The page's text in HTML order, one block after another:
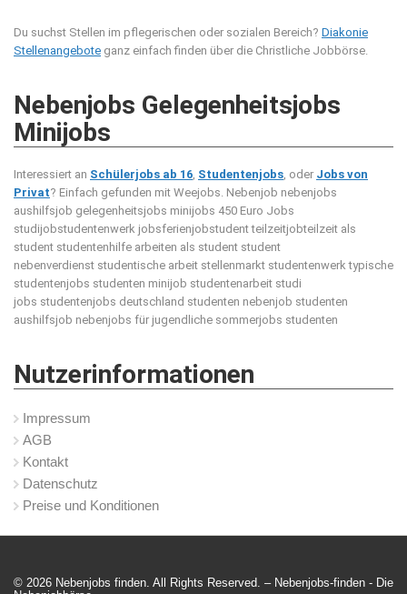
Du suchst Stellen im pflegerischen oder sozialen Bereich? Diakonie
Stellenangebote ganz einfach finden über die Christliche Jobbörse.
Nebenjobs Gelegenheitsjobs
Minijobs
Interessiert an Schülerjobs ab 16, Studentenjobs, oder Jobs von
Privat? Einfach gefunden mit Weejobs. Nebenjob nebenjobs
aushilfsjob gelegenheitsjobs minijobs 450 Euro Jobs
studijobstudentenwerk jobsferienjobstudent teilzeitjobteilzeit als
student studentenhilfe arbeiten als student student
nebenverdienst studentische arbeit stellenmarkt studentenwerk typische
studentenjobs studenten minijob studentenarbeit studi
jobs studentenjobs deutschland studenten nebenjob studenten
aushilfsjob nebenjobs für jugendliche sommerjobs studenten
Nutzerinformationen
Impressum
AGB
Kontakt
Datenschutz
Preise und Konditionen
© 2026 Nebenjobs finden. All Rights Reserved. – Nebenjobs-finden - Die